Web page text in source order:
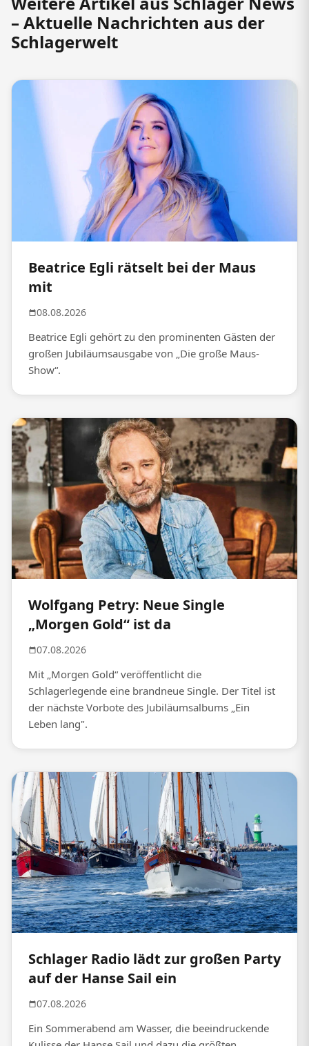
– Aktuelle Nachrichten aus der
Schlagerwelt
Beatrice Egli rätselt bei der Maus
mit
08.08.2026
Beatrice Egli gehört zu den prominenten Gästen der
großen Jubiläumsausgabe von „Die große Maus-
Show“.
Wolfgang Petry: Neue Single
„Morgen Gold“ ist da
07.08.2026
Mit „Morgen Gold“ veröffentlicht die
Schlagerlegende eine brandneue Single. Der Titel ist
der nächste Vorbote des Jubiläumsalbums „Ein
Leben lang".
Schlager Radio lädt zur großen Party
auf der Hanse Sail ein
07.08.2026
Ein Sommerabend am Wasser, die beeindruckende